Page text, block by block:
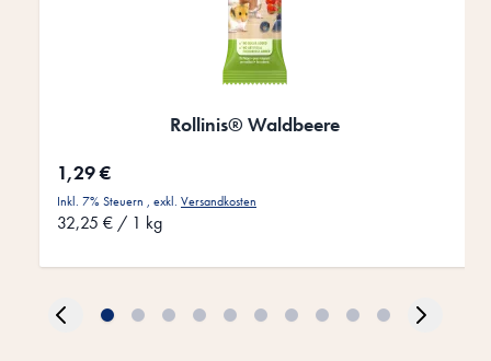
Rollinis® Waldbeere
1,29 €
Inkl. 7% Steuern , exkl. Versandkosten
32,25 € / 1 kg